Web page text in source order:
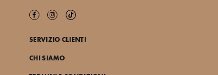
SERVIZIO CLIENTI
CHI SIAMO